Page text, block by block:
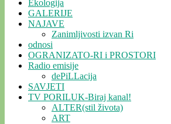
Ekologija
GALERIJE
NAJAVE
Zanimljivosti izvan Ri
odnosi
OGRANIZATO-RI i PROSTORI
Radio emisije
dePiLLacija
SAVJETI
TV PORILUK-Biraj kanal!
ALTER(stil života)
ART